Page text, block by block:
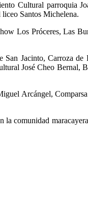
Cultural parroquia
Santos Michelena.
Los Próceres, Las
Jacinto, Carroza
José Cheo
Arcángel,
comunidad